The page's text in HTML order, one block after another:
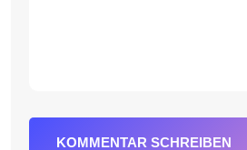
KOMMENTAR SCHREIBEN